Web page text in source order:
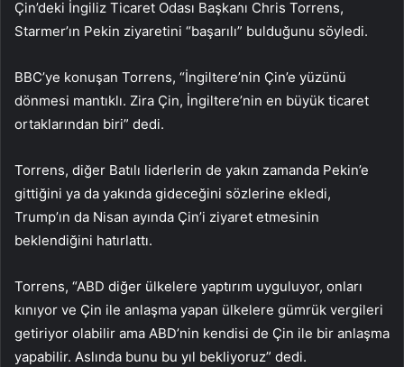
Çin’deki İngiliz Ticaret Odası Başkanı Chris Torrens,
Starmer’ın Pekin ziyaretini “başarılı” bulduğunu söyledi.
BBC’ye konuşan Torrens, “İngiltere’nin Çin’e yüzünü
dönmesi mantıklı. Zira Çin, İngiltere’nin en büyük ticaret
ortaklarından biri” dedi.
Torrens, diğer Batılı liderlerin de yakın zamanda Pekin’e
gittiğini ya da yakında gideceğini sözlerine ekledi,
Trump’ın da Nisan ayında Çin’i ziyaret etmesinin
beklendiğini hatırlattı.
Torrens, “ABD diğer ülkelere yaptırım uyguluyor, onları
kınıyor ve Çin ile anlaşma yapan ülkelere gümrük vergileri
getiriyor olabilir ama ABD’nin kendisi de Çin ile bir anlaşma
yapabilir. Aslında bunu bu yıl bekliyoruz” dedi.